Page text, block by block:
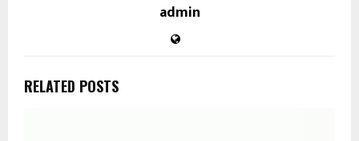
admin
RELATED POSTS